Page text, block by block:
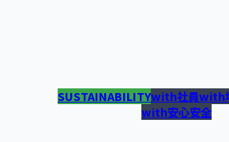
SUSTAINABILITYwith社員with
with安心安全